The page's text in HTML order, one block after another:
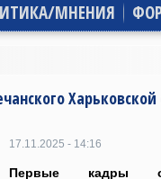
МНЕНИЯ
Харьковской
17.11.2025 - 14:16
Первые кадры